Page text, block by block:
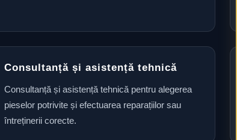
Consultanță și asistență tehnică
Consultanță și asistență tehnică pentru alegerea
pieselor potrivite și efectuarea reparațiilor sau
întreținerii corecte.